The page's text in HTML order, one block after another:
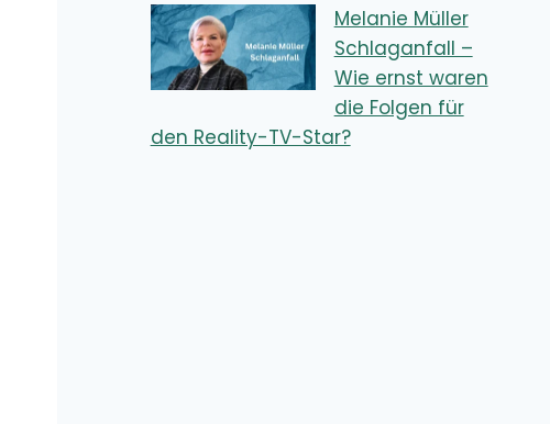
Melanie Müller
Schlaganfall –
Wie ernst waren
die Folgen für
den Reality-TV-Star?